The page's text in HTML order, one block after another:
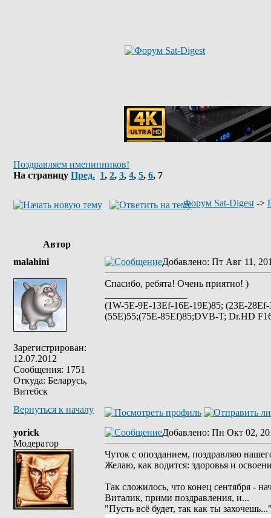
Поздравляем именинников!
На страницу Пред. 1, 2, 3, 4, 5, 6, 7
Форум Sat-Digest ->
Автор
malahini
Зарегистрирован:
12.07.2012
Сообщения: 1751
Откуда: Беларусь,
Витебск
Добавлено: Пт Авг 11,
Спасибо, ребята! Очень приятно! )
(1W-5E-9E-13Ef-16E-19E)85; (23E-
(55E)55;(75E-85Ef)85;DVB-T; Dr.HD
Вернуться к началу
yorick
Модератор
Добавлено: Пн Окт 02,
Чуток с опозданием, поздравляю
Желаю, как водится: здоровья и
Так сложилось, что конец сентября -
Виталик, прими поздравления, и...
"Пусть всё будет, так как ты